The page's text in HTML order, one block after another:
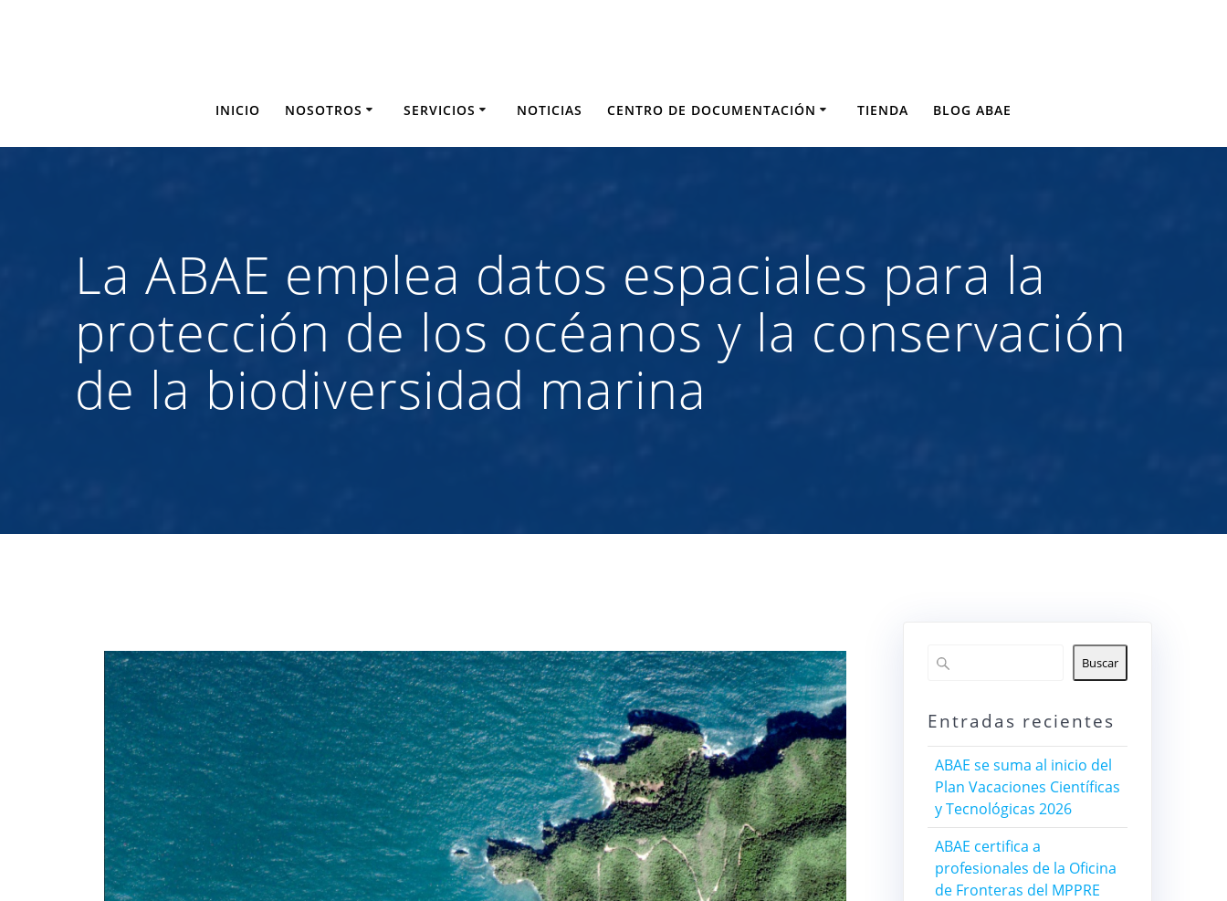
INICIO NOSOTROS SERVICIOS NOTICIAS CENTRO DE DOCUMENTACIÓN TIENDA BLOG ABAE
La ABAE emplea datos espaciales para la
protección de los océanos y la conservación
de la biodiversidad marina
Buscar
Entradas recientes
ABAE se suma al inicio del
Plan Vacaciones Científicas
y Tecnológicas 2026
ABAE certifica a
profesionales de la Oficina
de Fronteras del MPPRE